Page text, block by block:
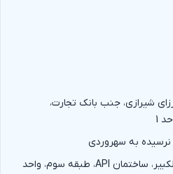
شیرازی، جنب بانک تجارت،
1
نرسیده به سهروردی
امارات، دبی، بَر دبی، السوق الکبیر، ساختمان API، طبقه سوم، واحد